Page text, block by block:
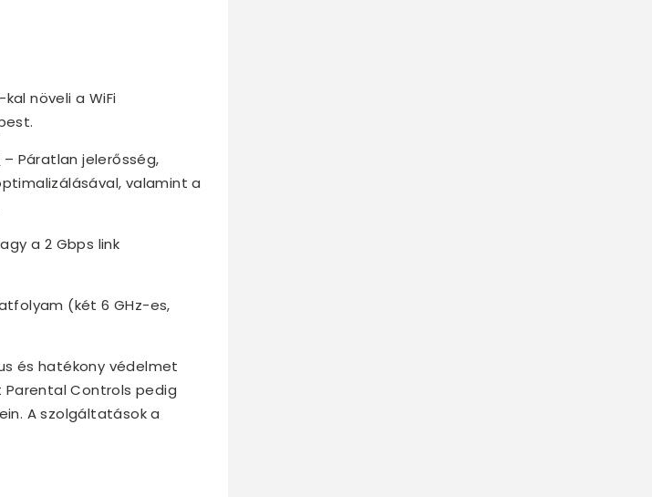
növeli a WiFi
– Páratlan jelerősség,
valamint a
a 2 Gbps link
(két 6 GHz-es,
és hatékony védelmet
Parental Controls pedig
A szolgáltatások a